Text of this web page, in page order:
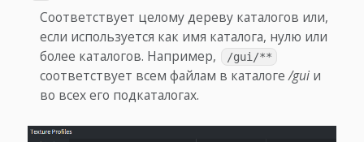
Соответствует целому дереву каталогов или,
если используется как имя каталога, нулю или
более каталогов. Например,
/gui/**
соответствует всем файлам в каталоге/gui и
во всех его подкаталогах.